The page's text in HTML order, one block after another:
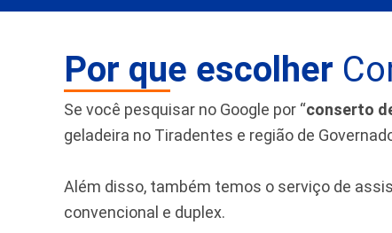
Por que escolher
Se você pesquisar no Google por “conserto
geladeira no Tiradentes e região de
Além disso, também temos o serviço de
convencional e duplex.